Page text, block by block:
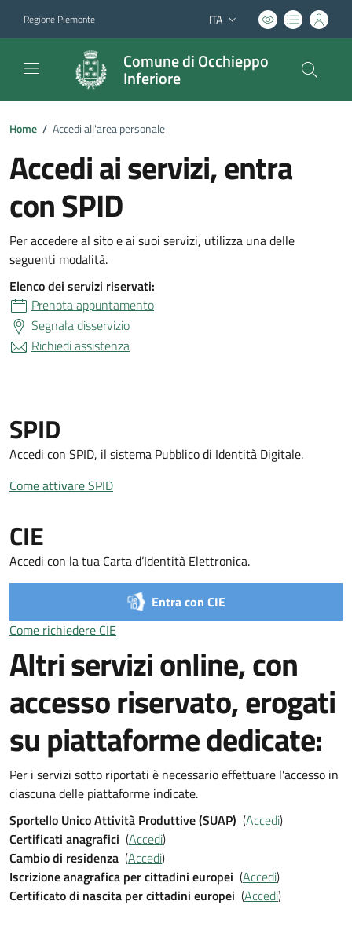
Regione Piemonte Lingua attiva:
ITA
Comune di Occhieppo
Inferiore
Home / Accedi all'area personale
Accedi ai servizi, entra
con SPID
Per accedere al sito e ai suoi servizi, utilizza una delle
seguenti modalità.
Elenco dei servizi riservati:
Prenota appuntamento
Segnala disservizio
Richiedi assistenza
SPID
Accedi con SPID, il sistema Pubblico di Identità Digitale.
Come attivare SPIDCome attivare SPID
CIE
Accedi con la tua Carta d’Identità Elettronica.
Entra con CIE
Come richiedere CIE
Altri servizi online, con
accesso riservato, erogati
su piattaforme dedicate:
Per i servizi sotto riportati è necessario effettuare l'accesso in
ciascuna delle piattaforme indicate.
Sportello Unico Attività Produttive (SUAP) (Accedi)
Certificati anagrafici (Accedi)
Cambio di residenza (Accedi)
Iscrizione anagrafica per cittadini europei (Accedi)
Certificato di nascita per cittadini europei (Accedi)